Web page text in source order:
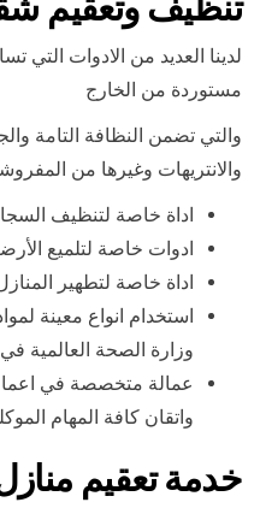
لدينا العديد من الادوات التي
مستوردة من الخارج
والتي تضمن النظافة التامة
والانتريهات وغيرها من
اداة خاصة لتنظيف
ادوات خاصة لتلميع
اداة خاصة لتطهير
استخدام انواع معينة
وزارة الصحة العالمية
عمالة متخصصة في اعمال
واتقان كافة المهام
خدمة تعقيم